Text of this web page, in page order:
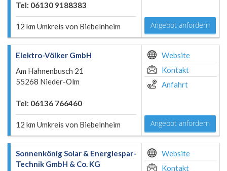
Tel: 06130 9188383
12 km Umkreis von Biebelnheim Angebot anfordern
Elektro-Völker GmbH
Am Hahnenbusch 21
55268 Nieder-Olm
Tel: 06136 766460
12 km Umkreis von Biebelnheim
Website
Kontakt
Anfahrt
Angebot anfordern
Sonnenkönig Solar & Energiespar-
Technik GmbH & Co. KG
Website
Kontakt